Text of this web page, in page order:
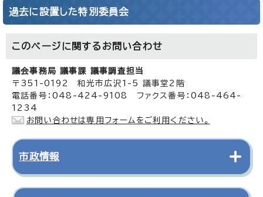
過去に設置した特別委員会
このページに関する お問い合わせ
議会事務局 議事課 議事調査担当
〒351-0192 和光市広沢1-5 議事堂2階
電話番号：048-424-9108 ファクス番号：048-464-
1234
お問い合わせは専用フォームをご利用ください。
市政情報